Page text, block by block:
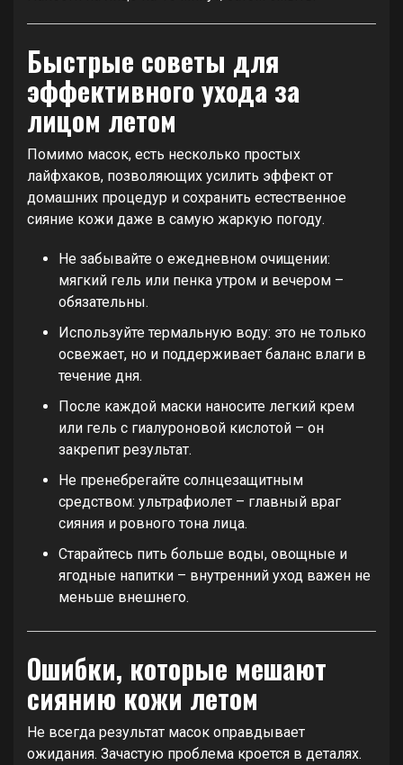
Быстрые советы для
эффективного ухода за
лицом летом
Помимо масок, есть несколько простых
лайфхаков, позволяющих усилить эффект от
домашних процедур и сохранить естественное
сияние кожи даже в самую жаркую погоду.
Не забывайте о ежедневном очищении:
мягкий гель или пенка утром и вечером –
обязательны.
Используйте термальную воду: это не только
освежает, но и поддерживает баланс влаги в
течение дня.
После каждой маски наносите легкий крем
или гель с гиалуроновой кислотой – он
закрепит результат.
Не пренебрегайте солнцезащитным
средством: ультрафиолет – главный враг
сияния и ровного тона лица.
Старайтесь пить больше воды, овощные и
ягодные напитки – внутренний уход важен не
меньше внешнего.
Ошибки, которые мешают
сиянию кожи летом
Не всегда результат масок оправдывает
ожидания. Зачастую проблема кроется в деталях.